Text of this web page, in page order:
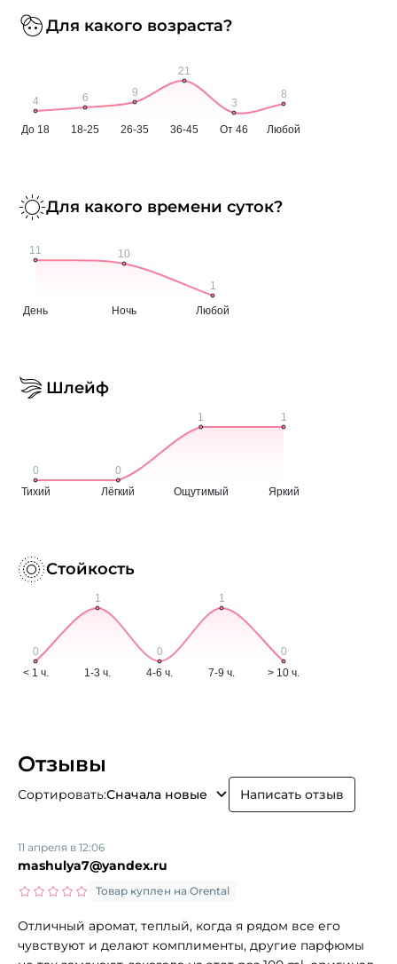
Для какого возраста?
Для какого времени суток?
Шлейф
Стойкость
Отзывы
Сортировать:Сначала новые Написать отзыв
mashulya7@yandex.ru
11 апреля в 12:06
Товар куплен на Orental
Отличный аромат, теплый, когда я рядом все его
чувствуют и делают комплименты, другие парфюмы